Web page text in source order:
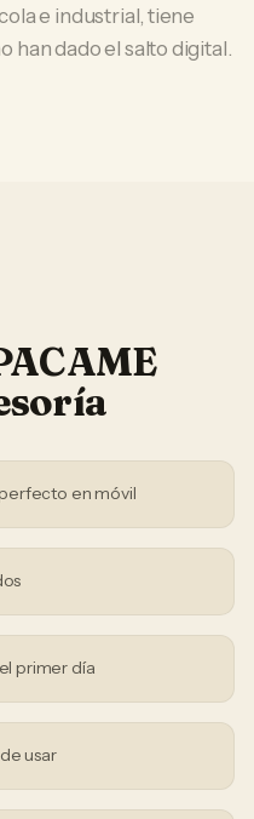
e industrial, tiene
han dado el salto digital.
en móvil
primer día
usar